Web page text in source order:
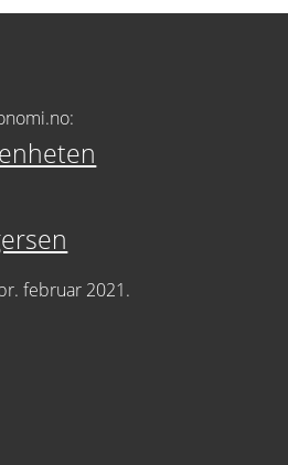
februar 2021.